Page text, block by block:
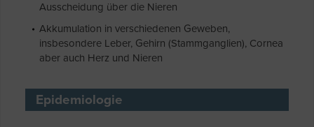
Ausscheidung über die Nieren
Akkumulation in verschiedenen Geweben,
insbesondere Leber, Gehirn (Stammganglien), Cornea
aber auch Herz und Nieren
Epidemiologie